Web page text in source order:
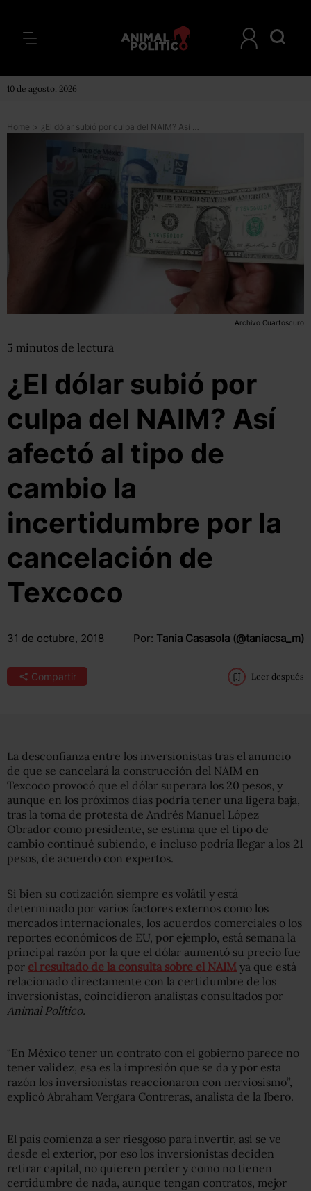
10 de agosto, 2026
Home > ¿El dólar subió por culpa del NAIM? Así afectó al tipo de cambio la incertidumbre por la cancelación de Texcoco
Archivo Cuartoscuro
5 minutos de lectura
¿El dólar subió por
culpa del NAIM? Así
afectó al tipo de
cambio la
incertidumbre por la
cancelación de
Texcoco
31 de octubre, 2018 Por: Tania Casasola (@taniacsa_m)
Compartir Leer después
La desconfianza entre los inversionistas tras el anuncio
de que se cancelará la construcción del NAIM en
Texcoco provocó que el dólar superara los 20 pesos, y
aunque en los próximos días podría tener una ligera baja,
tras la toma de protesta de Andrés Manuel López
Obrador como presidente, se estima que el tipo de
cambio continué subiendo, e incluso podría llegar a los 21
pesos, de acuerdo con expertos.
Si bien su cotización siempre es volátil y está
determinado por varios factores externos como los
mercados internacionales, los acuerdos comerciales o los
reportes económicos de EU, por ejemplo, está semana la
principal razón por la que el dólar aumentó su precio fue
por el resultado de la consulta sobre el NAIM ya que está
relacionado directamente con la certidumbre de los
inversionistas, coincidieron analistas consultados por
Animal Político.
“En México tener un contrato con el gobierno parece no
tener validez, esa es la impresión que se da y por esta
razón los inversionistas reaccionaron con nerviosismo”,
explicó Abraham Vergara Contreras, analista de la Ibero.
El país comienza a ser riesgoso para invertir, así se ve
desde el exterior, por eso los inversionistas deciden
retirar capital, no quieren perder y como no tienen
certidumbre de nada, aunque tengan contratos, mejor